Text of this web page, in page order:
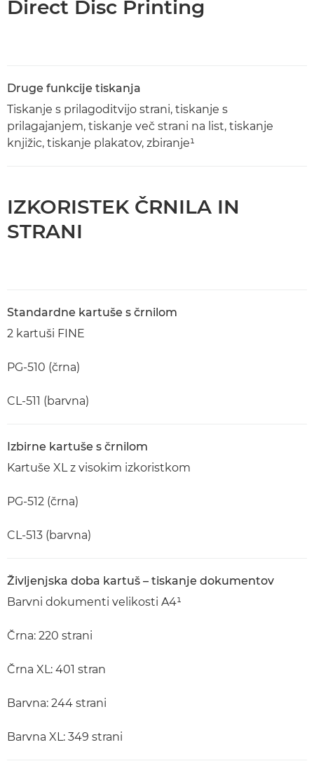
Direct Disc Printing
Druge funkcije tiskanja
Tiskanje s prilagoditvijo strani, tiskanje s
prilagajanjem, tiskanje več strani na list, tiskanje
knjižic, tiskanje plakatov, zbiranje¹
IZKORISTEK ČRNILA IN
STRANI
Standardne kartuše s črnilom
2 kartuši FINE
PG-510 (črna)
CL-511 (barvna)
Izbirne kartuše s črnilom
Kartuše XL z visokim izkoristkom
PG-512 (črna)
CL-513 (barvna)
Življenjska doba kartuš – tiskanje dokumentov
Barvni dokumenti velikosti A4¹
Črna: 220 strani
Črna XL: 401 stran
Barvna: 244 strani
Barvna XL: 349 strani